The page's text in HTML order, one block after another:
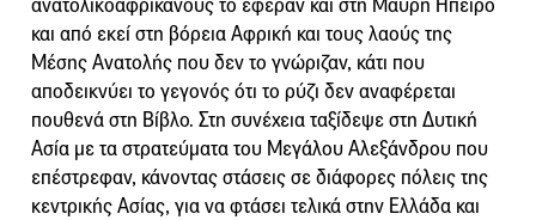
και από εκεί στη βόρεια Αφρική και τους λαούς της
Μέσης Ανατολής που δεν το γνώριζαν, κάτι που
αποδεικνύει το γεγονός ότι το ρύζι δεν αναφέρεται
πουθενά στη Βίβλο. Στη συνέχεια ταξίδεψε στη Δυτική
Ασία με τα στρατεύματα του Μεγάλου Αλεξάνδρου που
επέστρεφαν, κάνοντας στάσεις σε διάφορες πόλεις της
κεντρικής Ασίας, για να φτάσει τελικά στην Ελλάδα και